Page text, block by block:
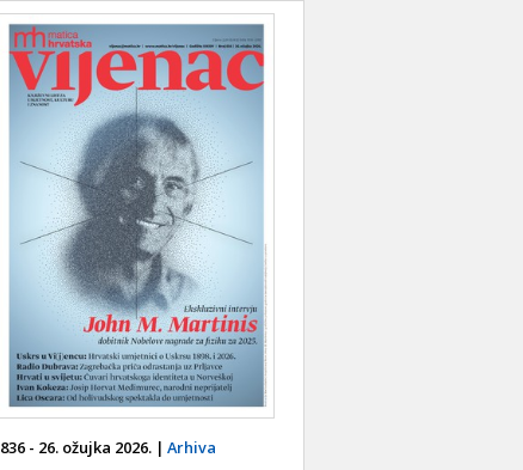
836 - 26. ožujka 2026. | Arhiva